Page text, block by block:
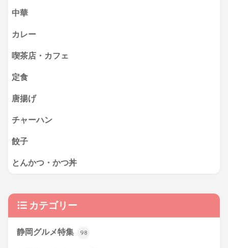
中華
カレー
喫茶店・カフェ
定食
唐揚げ
チャーハン
餃子
とんかつ・かつ丼
カテゴリー
静岡グルメ特集 98